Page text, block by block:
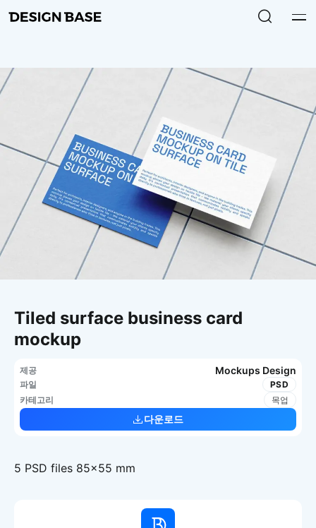
Tiled surface business card
mockup
제공 Mockups Design
파일
PSD
카테고리
목업
다운로드
5 PSD files 85×55 mm